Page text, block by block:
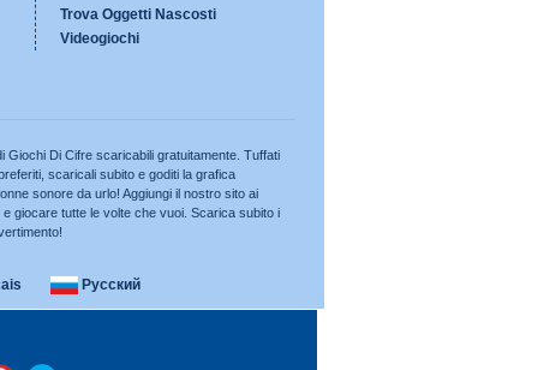
Trova Oggetti Nascosti
Videogiochi
Giochi Di Cifre scaricabili gratuitamente. Tuffati
scaricali subito e goditi la grafica
sonore da urlo! Aggiungi il nostro sito ai
giocare tutte le volte che vuoi. Scarica subito i
Русский